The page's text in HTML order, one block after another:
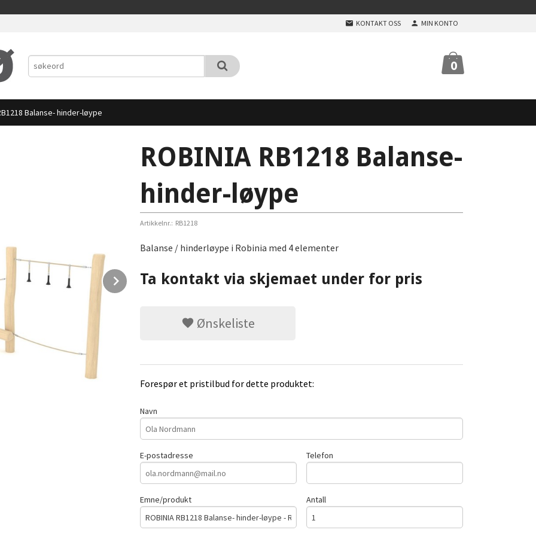
KONTAKT OSS MIN KONTO
0
Balanse- hinder-løype
Next
ROBINIA RB1218 Balanse-
hinder-løype
Artikkelnr.: RB1218
Balanse / hinderløype i Robinia med 4 elementer
Ta kontakt via skjemaet under for pris
Ønskeliste
Forespør et pristilbud for dette produktet:
Navn
E-postadresse Telefon
Emne/produkt Antall